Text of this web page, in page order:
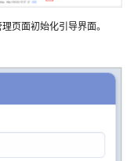
页面初始化引导界面。